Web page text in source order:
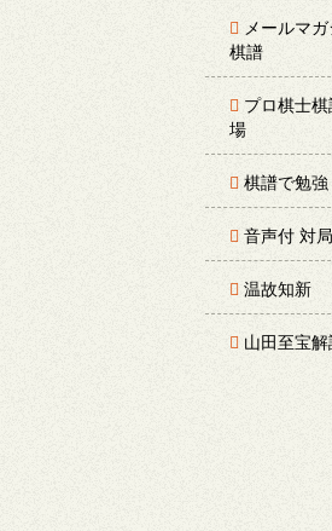
メールマ
棋譜
プロ棋士
場
棋譜で勉強
音声付 対
温故知新
山田至宝